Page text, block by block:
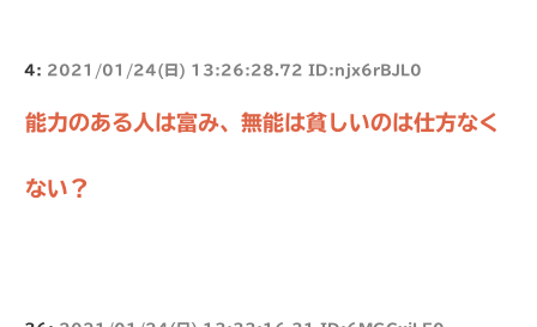
4: 2021/01/24(日) 13:26:28.72 ID:njx6rBJL0
能力のある人は富み、無能は貧しいのは仕方なく
ない？